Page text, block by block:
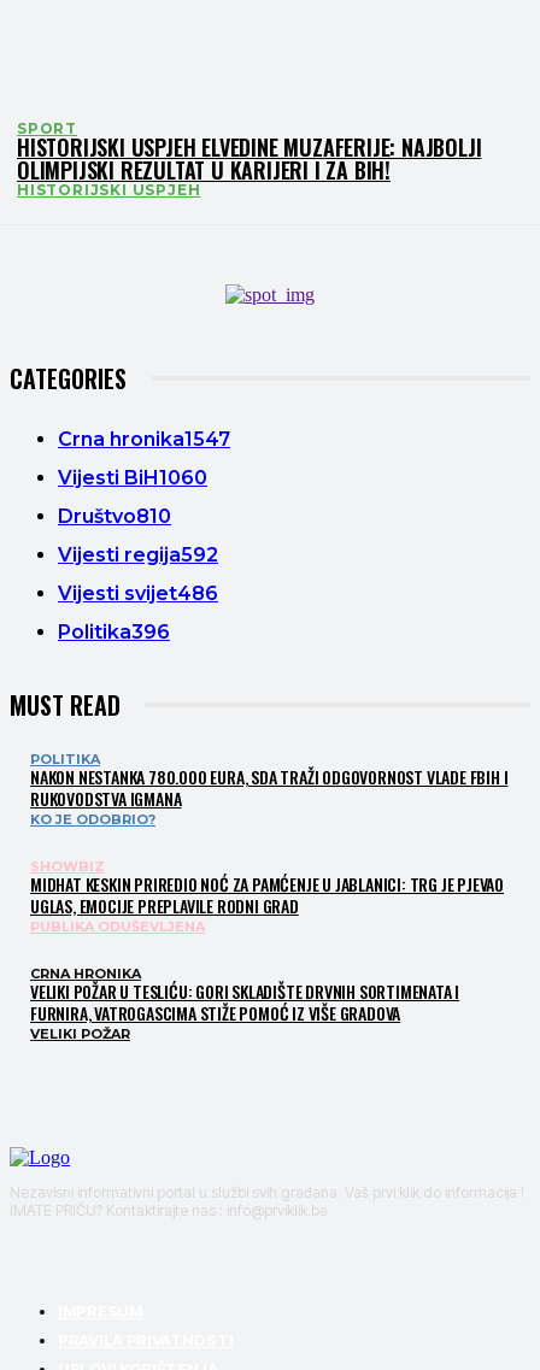
SPORT
HISTORIJSKI USPJEH ELVEDINE MUZAFERIJE: NAJBOLJI
OLIMPIJSKI REZULTAT U KARIJERI I ZA BIH!
HISTORIJSKI USPJEH
CATEGORIES
Crna hronika1547
Vijesti BiH1060
Društvo810
Vijesti regija592
Vijesti svijet486
Politika396
MUST READ
POLITIKA
NAKON NESTANKA 780.000 EURA, SDA TRAŽI ODGOVORNOST VLADE FBIH I
RUKOVODSTVA IGMANA
KO JE ODOBRIO?
SHOWBIZ
MIDHAT KESKIN PRIREDIO NOĆ ZA PAMĆENJE U JABLANICI: TRG JE PJEVAO
UGLAS, EMOCIJE PREPLAVILE RODNI GRAD
PUBLIKA ODUŠEVLJENA
CRNA HRONIKA
VELIKI POŽAR U TESLIĆU: GORI SKLADIŠTE DRVNIH SORTIMENATA I
FURNIRA, VATROGASCIMA STIŽE POMOĆ IZ VIŠE GRADOVA
VELIKI POŽAR
Nezavisni informativni portal u službi svih građana. Vaš prvi klik do informacija !
IMATE PRIČU? Kontaktirajte nas : info@prviklik.ba